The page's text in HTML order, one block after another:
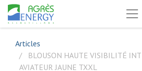
Articles
BLOUSON HAUTE VISIBILITÉ
AVIATEUR JAUNE TXXL